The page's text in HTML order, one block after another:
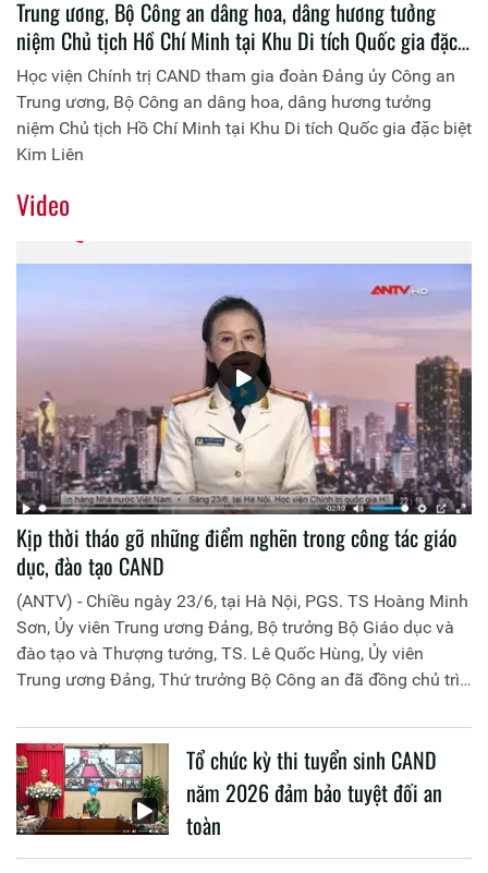
Trung ương, Bộ Công an dâng hoa, dâng hương tưởng
niệm Chủ tịch Hồ Chí Minh tại Khu Di tích Quốc gia đặc
biệt Kim Liên
Học viện Chính trị CAND tham gia đoàn Đảng ủy Công an
Trung ương, Bộ Công an dâng hoa, dâng hương tưởng
niệm Chủ tịch Hồ Chí Minh tại Khu Di tích Quốc gia đặc biệt
Kim Liên
Video
Kịp thời tháo gỡ những điểm nghẽn trong công tác giáo
dục, đào tạo CAND
(ANTV) - Chiều ngày 23/6, tại Hà Nội, PGS. TS Hoàng Minh
Sơn, Ủy viên Trung ương Đảng, Bộ trưởng Bộ Giáo dục và
đào tạo và Thượng tướng, TS. Lê Quốc Hùng, Ủy viên
Trung ương Đảng, Thứ trưởng Bộ Công an đã đồng chủ trì
liên quan đến công tác giáo dục và đào tạo của lực lượng
CAND.
Tổ chức kỳ thi tuyển sinh CAND
năm 2026 đảm bảo tuyệt đối an
toàn